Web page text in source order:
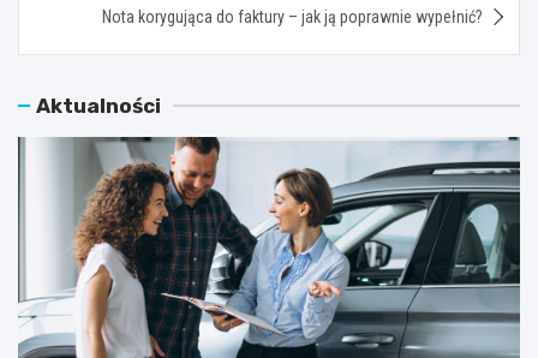
Nota korygująca do faktury – jak ją poprawnie wypełnić?
Aktualności